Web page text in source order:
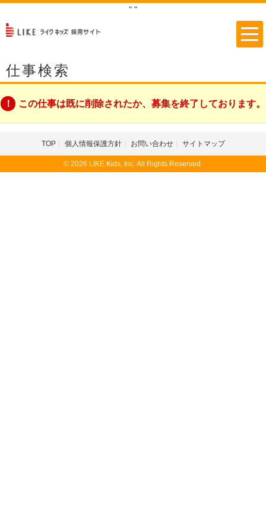
" "
仕事検索
この仕事は既に削除されたか、募集を終了しております。
TOP 個人情報保護方針 お問い合わせ サイトマップ
© 2026 LIKE Kids, Inc. All Rights Reserved.